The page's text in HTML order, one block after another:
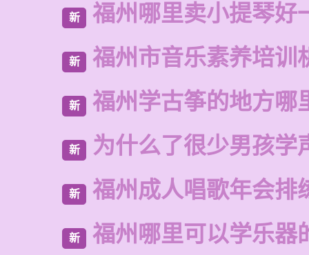
新 福州哪里卖小提琴好
新 福州市音乐素养培训
新 福州学古筝的地方哪
新 为什么了很少男孩学
新 福州成人唱歌年会排
新 福州哪里可以学乐器